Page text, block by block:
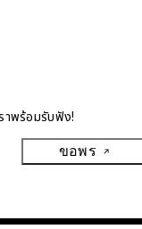
าพร้อมรับฟัง!
ขอพร